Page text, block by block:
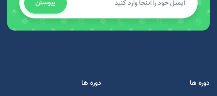
پیوستن
دوره ها دوره ها